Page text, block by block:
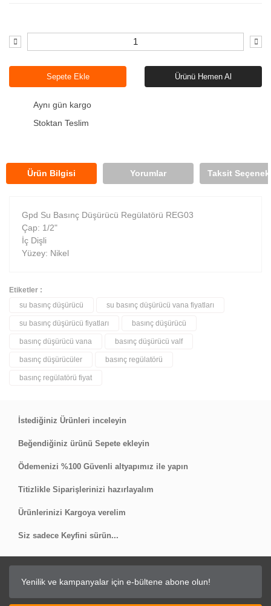
Sepete Ekle Ürünü Hemen Al
Aynı gün kargo
Stoktan Teslim
Ürün Bilgisi Yorumlar Taksit
Gpd Su Basınç Düşürücü Regülatörü REG03
Çap: 1/2"
İç Dişli
Yüzey: Nikel
Bu ürüne ilk yorumu siz yapın!
Yorum Yaz
Etiketler :
su basınç düşürücü
su basınç düşürücü vana fiyatları
su basınç düşürücü fiyatları basınç düşürücü
basınç düşürücü vana basınç düşürücü valf
basınç düşürücüler basınç regülatörü
basınç regülatörü fiyat
İstediğiniz Ürünleri inceleyin
Beğendiğiniz ürünü Sepete ekleyin
Ödemenizi %100 Güvenli altyapımız ile yapın
Titizlikle Siparişlerinizi hazırlayalım
Ürünlerinizi Kargoya verelim
Siz sadece Keyfini sürün...